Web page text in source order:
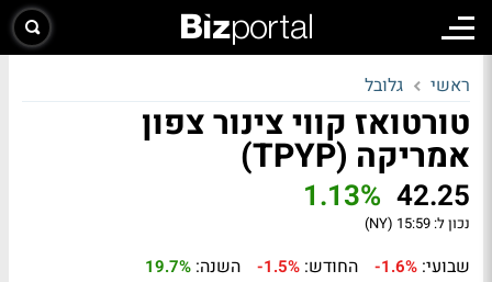
ראשי גלובל
טורטואז קווי צינור צפון
אמריקה (TPYP)
42.25
1.13%
נכון ל: 15:59 (NY)
שבועי: -1.6% החודש: -1.5% השנה: 19.7%